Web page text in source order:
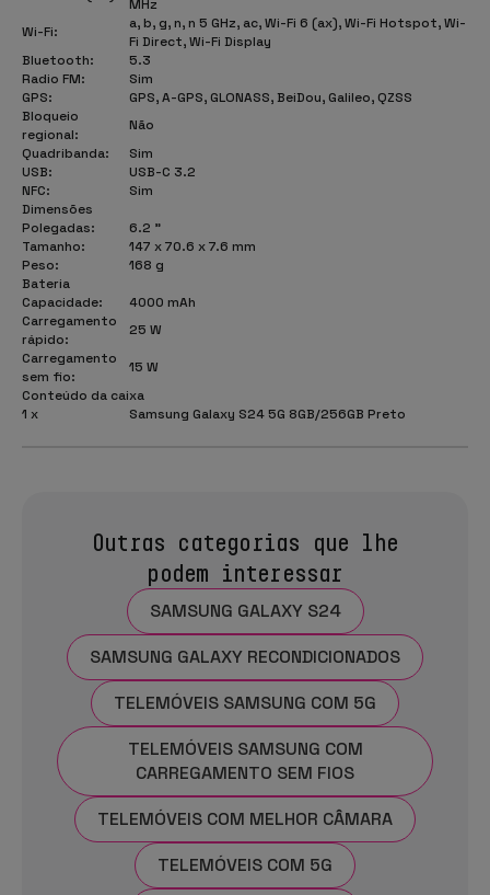
MHz
Wi-Fi:
a, b, g, n, n 5 GHz, ac, Wi-Fi 6 (ax), Wi-Fi Hotspot, Wi-
Fi Direct, Wi-Fi Display
Bluetooth:
5.3
Radio FM:
Sim
GPS:
GPS, A-GPS, GLONASS, BeiDou, Galileo, QZSS
Bloqueio
regional:
Não
Quadribanda:
Sim
USB:
USB-C 3.2
NFC:
Sim
Dimensões
Polegadas:
6.2 "
Tamanho:
147 x 70.6 x 7.6 mm
Peso:
168 g
Bateria
Capacidade:
4000 mAh
Carregamento
rápido:
25 W
Carregamento
sem fio:
15 W
Conteúdo da caixa
1 x
Samsung Galaxy S24 5G 8GB/256GB Preto
Outras categorias que lhe
podem interessar
SAMSUNG GALAXY S24
SAMSUNG GALAXY RECONDICIONADOS
TELEMÓVEIS SAMSUNG COM 5G
TELEMÓVEIS SAMSUNG COM
CARREGAMENTO SEM FIOS
TELEMÓVEIS COM MELHOR CÂMARA
TELEMÓVEIS COM 5G